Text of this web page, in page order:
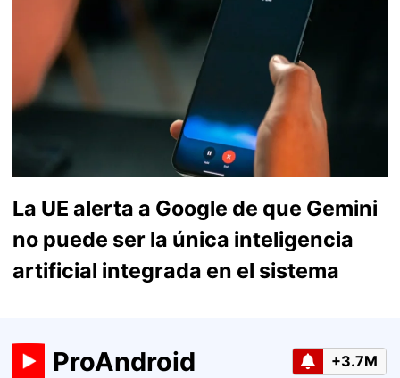
La UE alerta a Google de que Gemini
no puede ser la única inteligencia
artificial integrada en el sistema
ProAndroid +3.7M